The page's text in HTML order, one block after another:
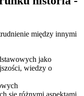
między innymi
jako
wiedzy o